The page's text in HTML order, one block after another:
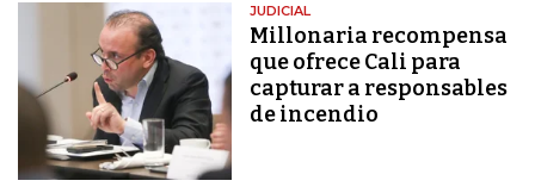
JUDICIAL
Millonaria recompensa
que ofrece Cali para
capturar a responsables
de incendio